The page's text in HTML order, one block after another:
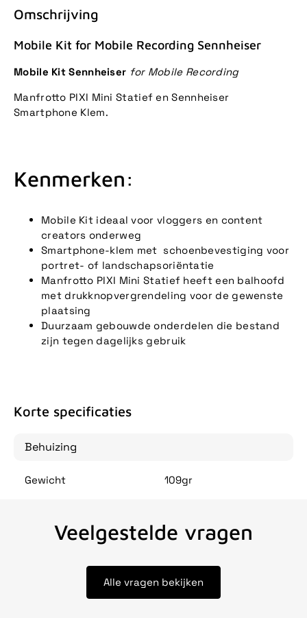
Omschrijving
Mobile Kit for Mobile Recording Sennheiser
Mobile Kit Sennheiser for Mobile Recording
Manfrotto PIXI Mini Statief en Sennheiser
Smartphone Klem.
Kenmerken:
Mobile Kit ideaal voor vloggers en content
creators onderweg
Smartphone-klem met schoenbevestiging voor
portret- of landschapsoriëntatie
Manfrotto PIXI Mini Statief heeft een balhoofd
met drukknopvergrendeling voor de gewenste
plaatsing
Duurzaam gebouwde onderdelen die bestand
zijn tegen dagelijks gebruik
Korte specificaties
Behuizing
Gewicht 109gr
Veelgestelde vragen
Alle vragen bekijken